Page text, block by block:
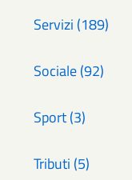
Servizi (189)
Sociale (92)
Sport (3)
Tributi (5)